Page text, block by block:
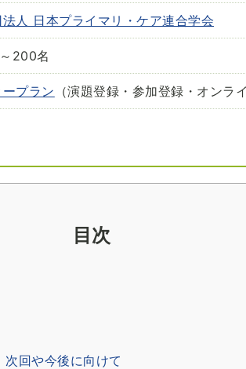
人 日本プライマリ・ケア連合学会
200名
プラン （演題登録・参加登録・オンラ
目次
回や今後に向けて